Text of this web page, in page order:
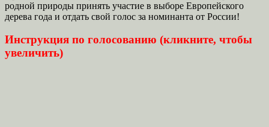
родной природы принять участие в выборе Европейского
дерева года и отдать свой голос за номинанта от России!
Инструкция по голосованию (кликните, чтобы
увеличить)